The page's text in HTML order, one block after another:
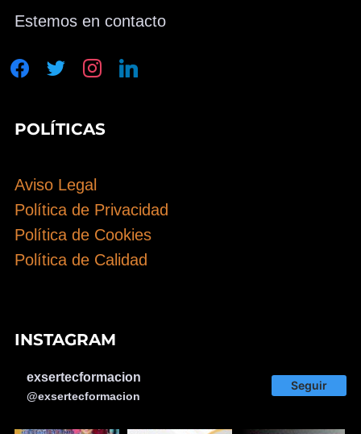
Estemos en contacto
facebooktwitter instagramlinkedin
POLÍTICAS
Aviso Legal
Política de Privacidad
Política de Cookies
Política de Calidad
INSTAGRAM
exsertecformacion
@exsertecformacion
Seguir